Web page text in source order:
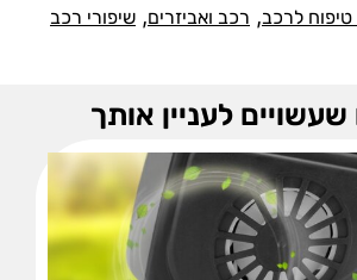
טיפוח לרכב, רכב ואביזרים, שיפורי רכב
לעניין אותך